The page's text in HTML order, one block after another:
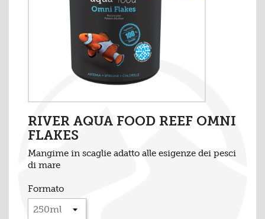
RIVER AQUA FOOD REEF OMNI
FLAKES
Mangime in scaglie adatto alle esigenze dei pesci
di mare
Formato